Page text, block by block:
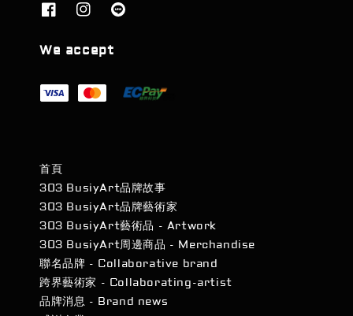
We accept
首頁
303 BusiyArt品牌故事
303 BusiyArt品牌藝術家
303 BusiyArt藝術品 - Artwork
303 BusiyArt周邊商品 - Merchandise
聯名品牌 - Collaborative brand
跨界藝術家 - Collaborating-artist
品牌消息 - Brand news